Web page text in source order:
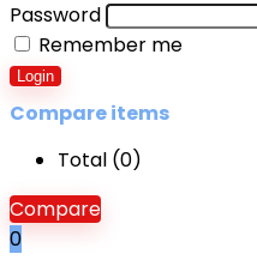
Password
Remember me
Login
Compare items
Total (0)
Compare
0